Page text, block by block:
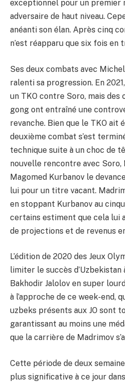
exceptionnel pour un premier
adversaire de haut niveau.
anéanti son élan. Après cinq
n’est réapparu que six fois en
Ses deux combats avec
ralenti sa progression. En
un TKO contre Soro, mais des
gong ont entraîné une
revanche. Bien que le TKO ait
deuxième combat s’est
technique suite à un choc de
nouvelle rencontre avec Soro,
Magomed Kurbanov le
lui pour un titre vacant.
en stoppant Kurbanov au
certains estiment que cela lui
de projections et de revenus
L’édition de 2020 des Jeux
limiter le succès d’Uzbekistan
Bakhodir Jalolov en super
à l’approche de ce week-end,
uzbeks présents aux JO sont
garantissant au moins une
que la carrière de Madrimov
Cette période de deux
plus significative à ce jour